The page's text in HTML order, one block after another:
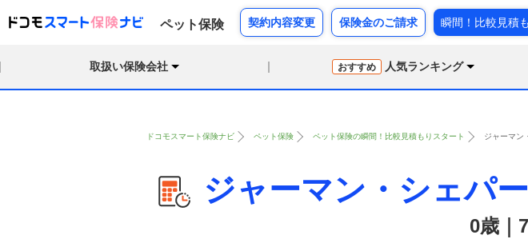
ペット保険 契約内容変更 保険金のご請求 瞬間！比較見積
取扱い保険会社 おすすめ 人気ランキング
ドコモスマート保険ナビ ペット保険 ペット保険の瞬間！比較見積もりスタート ジャーマン
ジャーマン・シェパ
0歳｜